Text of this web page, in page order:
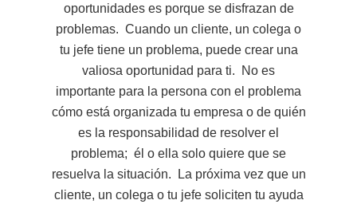
oportunidades es porque se disfrazan de
problemas. Cuando un cliente, un colega o
tu jefe tiene un problema, puede crear una
valiosa oportunidad para ti. No es
importante para la persona con el problema
cómo está organizada tu empresa o de quién
es la responsabilidad de resolver el
problema; él o ella solo quiere que se
resuelva la situación. La próxima vez que un
cliente, un colega o tu jefe soliciten tu ayuda